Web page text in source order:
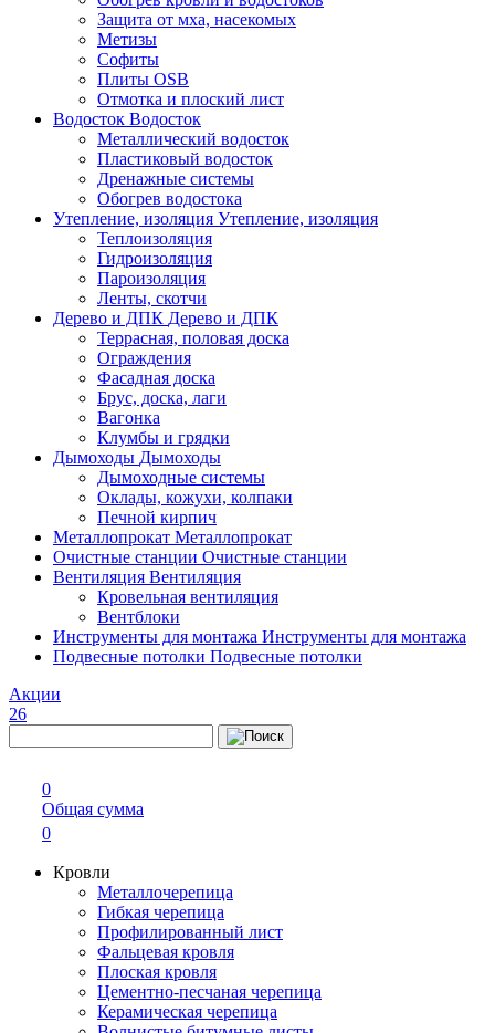
Защита от мха, насекомых
Метизы
Софиты
Плиты OSB
Отмотка и плоский лист
Водосток Водосток
Металлический водосток
Пластиковый водосток
Дренажные системы
Обогрев водостока
Утепление, изоляция Утепление, изоляция
Теплоизоляция
Гидроизоляция
Пароизоляция
Ленты, скотчи
Дерево и ДПК Дерево и ДПК
Террасная, половая доска
Ограждения
Фасадная доска
Брус, доска, лаги
Вагонка
Клумбы и грядки
Дымоходы Дымоходы
Дымоходные системы
Оклады, кожухи, колпаки
Печной кирпич
Металлопрокат Металлопрокат
Очистные станции Очистные станции
Вентиляция Вентиляция
Кровельная вентиляция
Вентблоки
Инструменты для монтажа Инструменты для монтажа
Подвесные потолки Подвесные потолки
Акции
26
0
Общая сумма
0
Кровли
Металлочерепица
Гибкая черепица
Профилированный лист
Фальцевая кровля
Плоская кровля
Цементно-песчаная черепица
Керамическая черепица